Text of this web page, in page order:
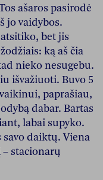
ašaros pasirodė
jo vaidybos.
bet jis
ką aš čia
nieko nesugebu.
išvažiuoti. Buvo 5
paprašiau,
dabar. Bartas
labai supyko.
daiktų. Viena
stacionarų